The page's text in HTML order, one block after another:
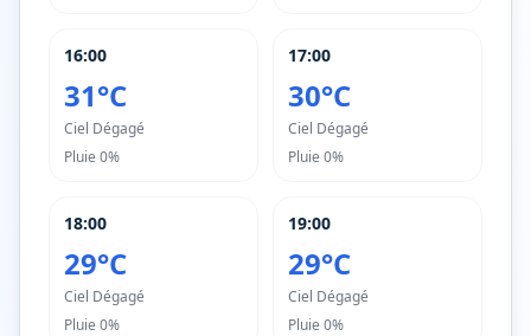
16:00
31°C
Ciel Dégagé
Pluie 0%
17:00
30°C
Ciel Dégagé
Pluie 0%
18:00
29°C
Ciel Dégagé
Pluie 0%
19:00
29°C
Ciel Dégagé
Pluie 0%